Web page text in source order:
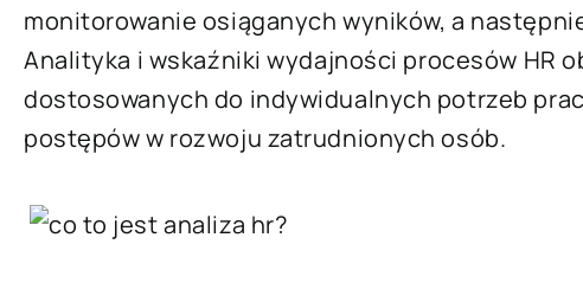
monitorowanie osiąganych wyników, a
Analityka i wskaźniki wydajności procesów HR
dostosowanych do indywidualnych potrzeb
postępów w rozwoju zatrudnionych osób.